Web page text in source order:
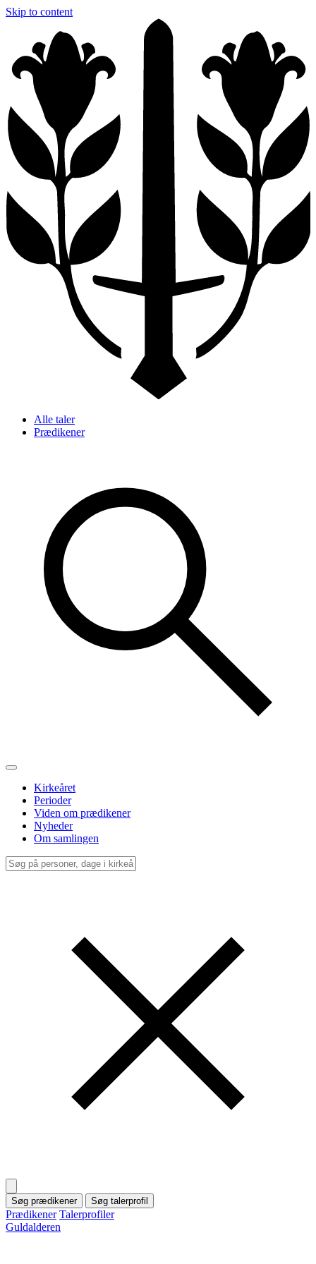
Skip to content
Alle taler
Prædikener
Kirkeåret
Perioder
Viden om prædikener
Nyheder
Om samlingen
Søg prædikener Søg talerprofil
Prædikener Talerprofiler
Guldalderen